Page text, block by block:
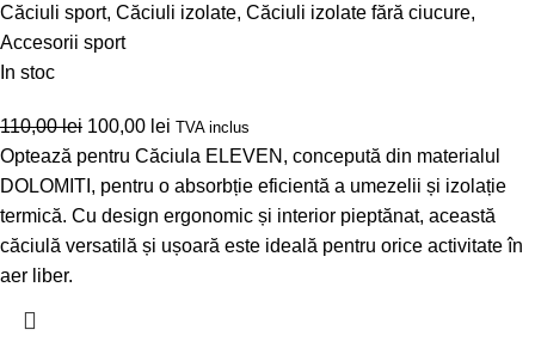
Căciuli sport, Căciuli izolate, Căciuli izolate fără ciucure,
Accesorii sport
In stoc
110,00lei 100,00 lei TVA inclus
Optează pentru Căciula ELEVEN, concepută din materialul
DOLOMITI, pentru o absorbție eficientă a umezelii și izolație
termică. Cu design ergonomic și interior pieptănat, această
căciulă versatilă și ușoară este ideală pentru orice activitate în
aer liber.